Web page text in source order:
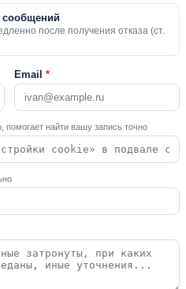
сообщений
после получения отказа (ст.
Email *
помогает найти вашу запись точно